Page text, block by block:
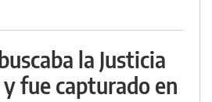
la Justicia
fue capturado en